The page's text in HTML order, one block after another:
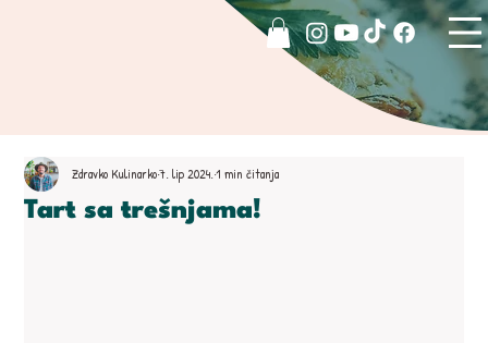
Tart sa trešnjama!
Zdravko Kulinarko7. lip 2024.1 min čitanja